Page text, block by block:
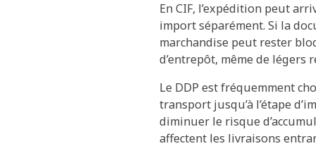
En CIF, l’expédition peut
import séparément. Si la
marchandise peut rester
d’entrepôt, même de
Le DDP est fréquemment
transport jusqu’à l’étape
diminuer le risque
affectent les livraisons